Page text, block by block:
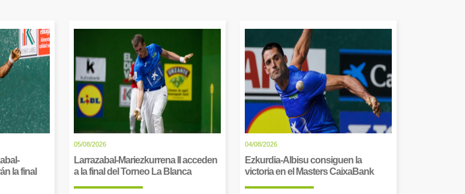
la final
05/08/2026
Larrazabal-Mariezkurrena II acceden
a la final del Torneo La Blanca
04/08/2026
Ezkurdia-Albisu consiguen la
victoria en el Masters CaixaBank